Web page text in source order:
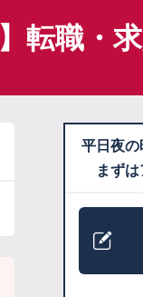
転職・
平日夜の
まず